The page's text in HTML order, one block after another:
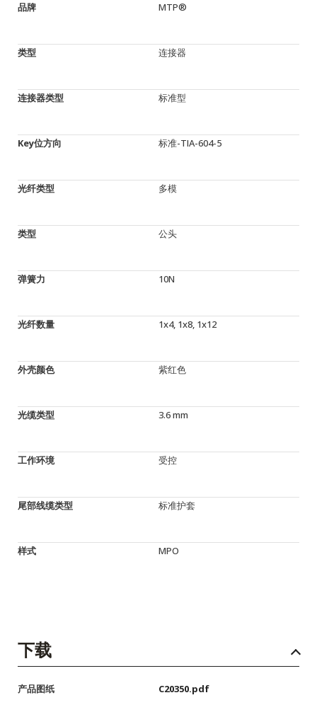
品牌 MTP®
类型 连接器
连接器类型 标准型
Key位方向 标准-TIA-604-5
光纤类型 多模
类型 公头
弹簧力 10N
光纤数量 1x4, 1x8, 1x12
外壳颜色 紫红色
光缆类型 3.6 mm
工作环境 受控
尾部线缆类型 标准护套
样式 MPO
下载
产品图纸 C20350.pdf